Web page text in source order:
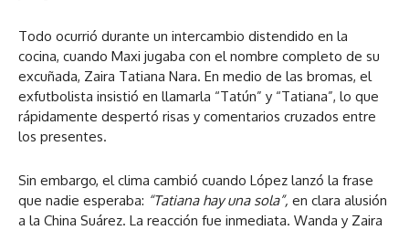
Todo ocurrió durante un intercambio distendido en la
cocina, cuando Maxi jugaba con el nombre completo de su
excuñada, Zaira Tatiana Nara. En medio de las bromas, el
exfutbolista insistió en llamarla “Tatún” y “Tatiana”, lo que
rápidamente despertó risas y comentarios cruzados entre
los presentes.
Sin embargo, el clima cambió cuando López lanzó la frase
que nadie esperaba: “Tatiana hay una sola”, en clara alusión
a la China Suárez. La reacción fue inmediata. Wanda y Zaira